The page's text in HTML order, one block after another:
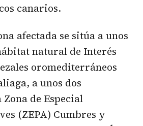
canarios.
afectada se sitúa a unos
natural de Interés
oromediterráneos
a unos dos
de Especial
(ZEPA) Cumbres y